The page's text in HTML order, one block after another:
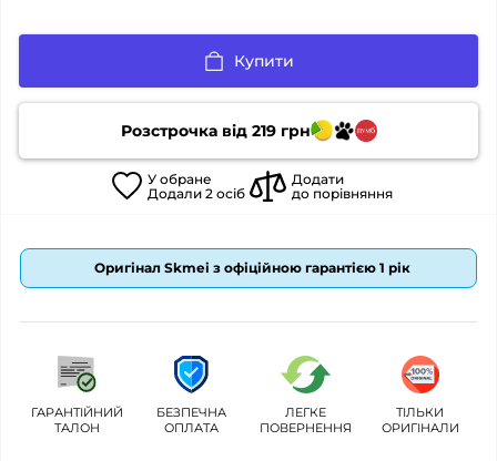
Купити
Розстрочка від 219грн
У обране
Додали 2осіб
Додати
до порівняння
Оригінал Skmei з офіційною гарантією 1 рік
ГАРАНТІЙНИЙ
ТАЛОН
БЕЗПЕЧНА
ОПЛАТА
ЛЕГКЕ
ПОВЕРНЕННЯ
ТІЛЬКИ
ОРИГІНАЛИ